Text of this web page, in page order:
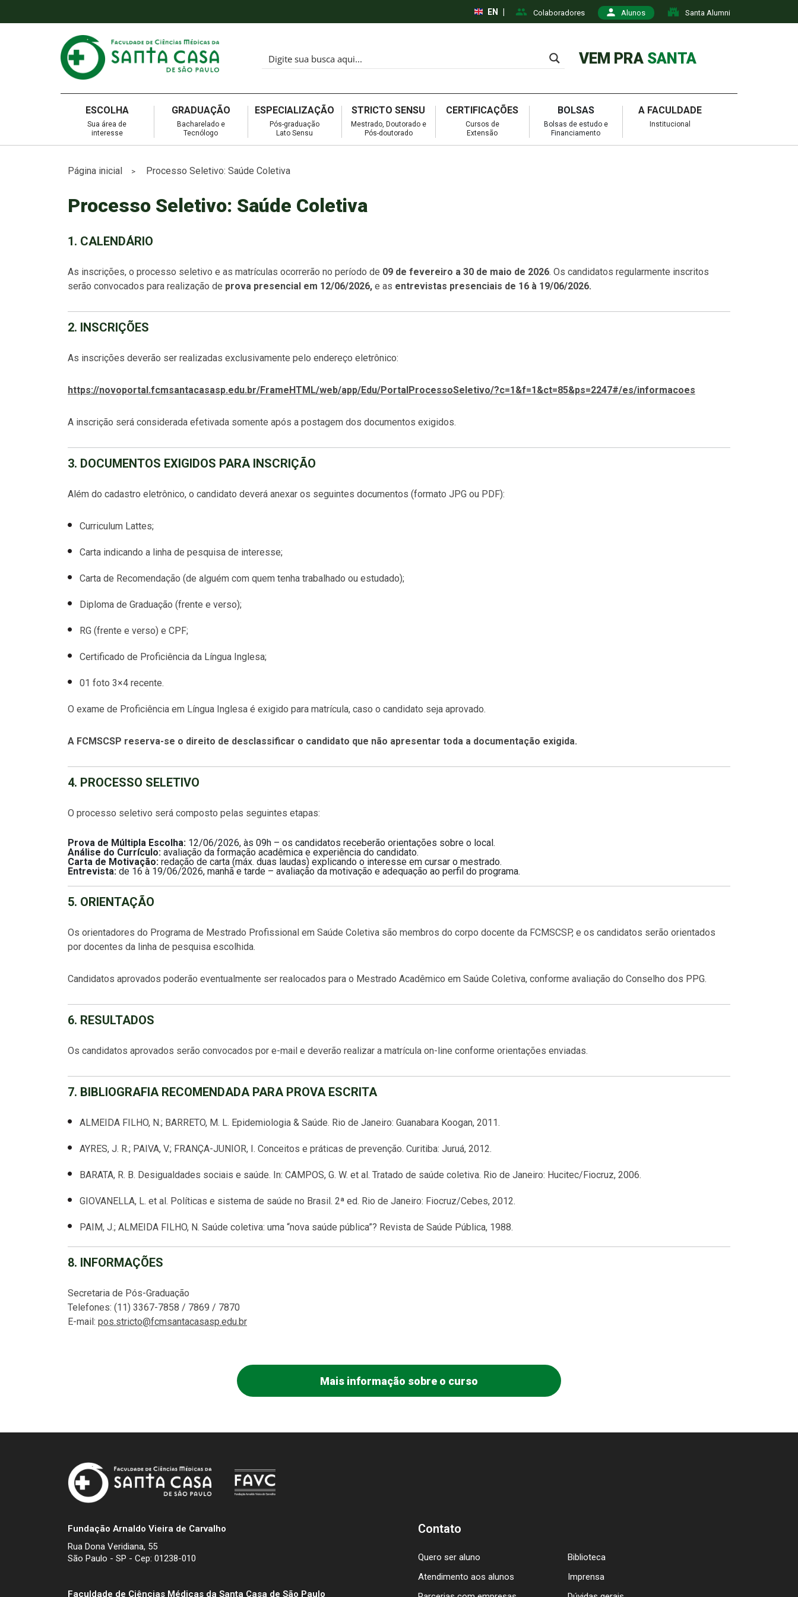
Colaboradores Alunos Santa Alumni
EN
VEM PRA SANTA
ESCOLHA
Sua área de
interesse
GRADUAÇÃO
Bacharelado e
Tecnólogo
ESPECIALIZAÇÃO
Pós-graduação
Lato Sensu
STRICTO SENSU
Mestrado, Doutorado e
Pós-doutorado
CERTIFICAÇÕES
Cursos de
Extensão
BOLSAS
Bolsas de estudo e
Financiamento
A FACULDADE
Institucional
Página inicial > Processo Seletivo: Saúde Coletiva
Processo Seletivo: Saúde Coletiva
1. CALENDÁRIO
As inscrições, o processo seletivo e as matrículas ocorrerão no período de 09 de fevereiro a 30 de maio de 2026. Os candidatos regularmente inscritos
serão convocados para realização de prova presencial em 12/06/2026, e as entrevistas presenciais de 16 à 19/06/2026.
2. INSCRIÇÕES
As inscrições deverão ser realizadas exclusivamente pelo endereço eletrônico:
https://novoportal.fcmsantacasasp.edu.br/FrameHTML/web/app/Edu/PortalProcessoSeletivo/?c=1&f=1&ct=85&ps=2247#/es/informacoes
A inscrição será considerada efetivada somente após a postagem dos documentos exigidos.
3. DOCUMENTOS EXIGIDOS PARA INSCRIÇÃO
Além do cadastro eletrônico, o candidato deverá anexar os seguintes documentos (formato JPG ou PDF):
Curriculum Lattes;
Carta indicando a linha de pesquisa de interesse;
Carta de Recomendação (de alguém com quem tenha trabalhado ou estudado);
Diploma de Graduação (frente e verso);
RG (frente e verso) e CPF;
Certificado de Proficiência da Língua Inglesa;
01 foto 3×4 recente.
O exame de Proficiência em Língua Inglesa é exigido para matrícula, caso o candidato seja aprovado.
A FCMSCSP reserva-se o direito de desclassificar o candidato que não apresentar toda a documentação exigida.
4. PROCESSO SELETIVO
O processo seletivo será composto pelas seguintes etapas:
Prova de Múltipla Escolha: 12/06/2026, às 09h – os candidatos receberão orientações sobre o local.
Análise do Currículo: avaliação da formação acadêmica e experiência do candidato.
Carta de Motivação: redação de carta (máx. duas laudas) explicando o interesse em cursar o mestrado.
Entrevista: de 16 à 19/06/2026, manhã e tarde – avaliação da motivação e adequação ao perfil do programa.
5. ORIENTAÇÃO
Os orientadores do Programa de Mestrado Profissional em Saúde Coletiva são membros do corpo docente da FCMSCSP, e os candidatos serão orientados
por docentes da linha de pesquisa escolhida.
Candidatos aprovados poderão eventualmente ser realocados para o Mestrado Acadêmico em Saúde Coletiva, conforme avaliação do Conselho dos PPG.
6. RESULTADOS
Os candidatos aprovados serão convocados por e-mail e deverão realizar a matrícula on-line conforme orientações enviadas.
7. BIBLIOGRAFIA RECOMENDADA PARA PROVA ESCRITA
ALMEIDA FILHO, N.; BARRETO, M. L. Epidemiologia & Saúde. Rio de Janeiro: Guanabara Koogan, 2011.
AYRES, J. R.; PAIVA, V.; FRANÇA-JUNIOR, I. Conceitos e práticas de prevenção. Curitiba: Juruá, 2012.
BARATA, R. B. Desigualdades sociais e saúde. In: CAMPOS, G. W. et al. Tratado de saúde coletiva. Rio de Janeiro: Hucitec/Fiocruz, 2006.
GIOVANELLA, L. et al. Políticas e sistema de saúde no Brasil. 2ª ed. Rio de Janeiro: Fiocruz/Cebes, 2012.
PAIM, J.; ALMEIDA FILHO, N. Saúde coletiva: uma “nova saúde pública”? Revista de Saúde Pública, 1988.
8. INFORMAÇÕES
Secretaria de Pós-Graduação
Telefones: (11) 3367-7858 / 7869 / 7870
E-mail: pos.stricto@fcmsantacasasp.edu.br
Mais informação sobre o curso
Fundação Arnaldo Vieira de Carvalho
Rua Dona Veridiana, 55
São Paulo - SP - Cep: 01238-010
Faculdade de Ciências Médicas da Santa Casa de São Paulo
Contato
Quero ser aluno
Atendimento aos alunos
Biblioteca
Imprensa